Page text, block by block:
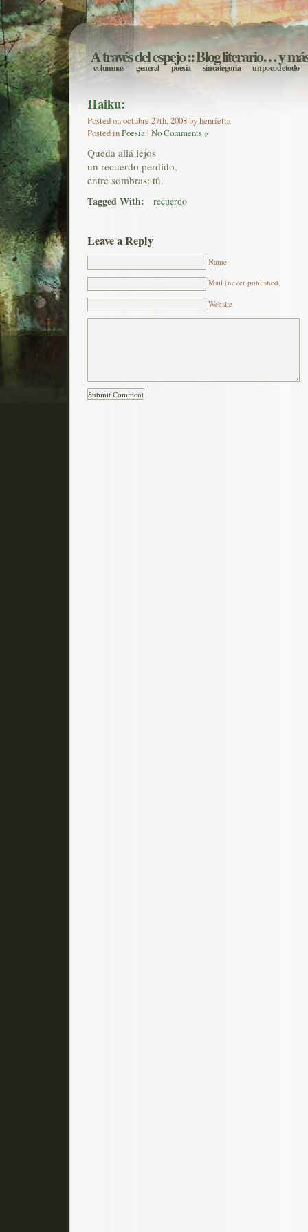
A través del espejo:: Blog literario… y
columnas general poesía sin categoría un poco de todo
Haiku:
Posted on octubre 27th, 2008 by henrietta
Posted inPoesía| No Comments »
Queda allá lejos
un recuerdo perdido,
entre sombras: tú.
Tagged With: recuerdo
Leave a Reply
Name
Mail (never published)
Website